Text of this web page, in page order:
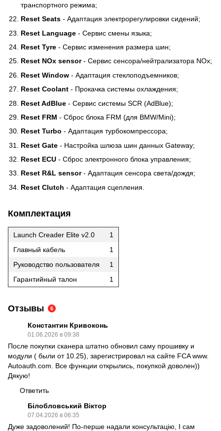
транспортного режима;
Reset Seats - Адаптация электрорегулировки сидений;
Reset Language - Сервис смены языка;
Reset Tyre - Сервис изменения размера шин;
Reset NOx sensor- Сервис сенсора/нейтрализатора NOx;
Reset Window - Адаптация стеклоподъемников;
Reset Coolant - Прокачка системы охлаждения;
Reset AdBlue - Сервис системы SCR (AdBlue);
Reset FRM - Сброс блока FRM (для BMW/Mini);
Reset Turbo - Адаптация турбокомпрессора;
Reset Gate - Настройка шлюза шин данных Gateway;
Reset ECU - Сброс электронного блока управления;
Reset R&L sensor- Адаптация сенсора света/дождя;
Reset Clutch - Адаптация сцепления.
Комплектация
Launch Creader Elite v2.0
1
Главный кабель
1
Руководство пользователя
1
Гарантийный талон
1
Отзывы 6
Константин Кривоконь
01.06.2026 в 09:38
После покупки сканера штатно обновил саму прошивку и
модули ( были от 10.25), зарегистрировал на сайте FCA www.
Autoauth.com. Все функции открылись, покупкой доволен))
Дякую!
Ответить
Білобловський Віктор
07.04.2026 в 06:35
Дуже задоволений! По-перше надали консультацію, І сам